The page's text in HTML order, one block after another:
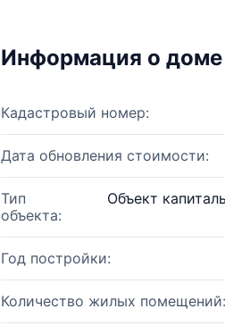
Информация о доме
Кадастровый номер:
Дата обновления стоимости:
Тип
объекта:
Объект
Год постройки:
Количество жилых помещений: